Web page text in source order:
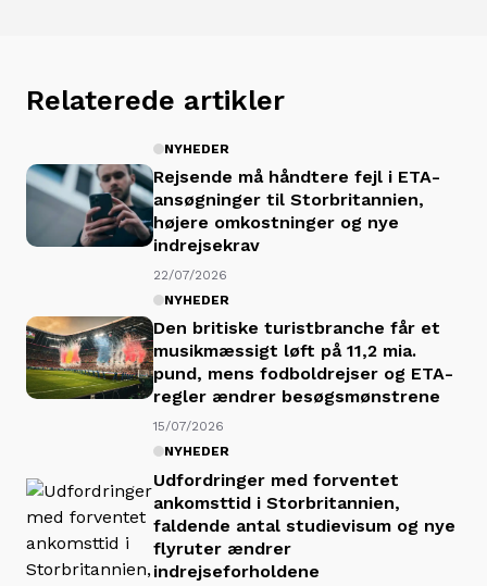
Relaterede artikler
NYHEDER
Rejsende må håndtere fejl i ETA-
ansøgninger til Storbritannien,
højere omkostninger og nye
indrejsekrav
22/07/2026
NYHEDER
Den britiske turistbranche får et
musikmæssigt løft på 11,2 mia.
pund, mens fodboldrejser og ETA-
regler ændrer besøgsmønstrene
15/07/2026
NYHEDER
Udfordringer med forventet
ankomsttid i Storbritannien,
faldende antal studievisum og nye
flyruter ændrer
indrejseforholdene